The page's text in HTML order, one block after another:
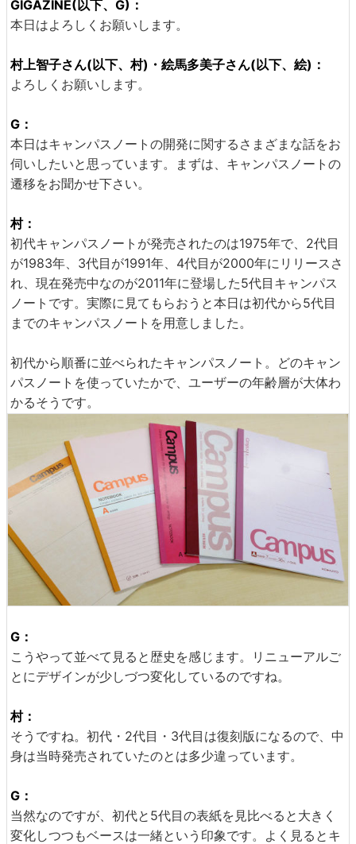
GIGAZINE(以下、G)：
本日はよろしくお願いします。
村上智子さん(以下、村)・絵馬多美子さん(以下、絵)：
よろしくお願いします。
G：
本日はキャンパスノートの開発に関するさまざまな話をお
伺いしたいと思っています。まずは、キャンパスノートの
遷移をお聞かせ下さい。
村：
初代キャンパスノートが発売されたのは1975年で、2代目
が1983年、3代目が1991年、4代目が2000年にリリースさ
れ、現在発売中なのが2011年に登場した5代目キャンパス
ノートです。実際に見てもらおうと本日は初代から5代目
までのキャンパスノートを用意しました。
初代から順番に並べられたキャンパスノート。どのキャン
パスノートを使っていたかで、ユーザーの年齢層が大体わ
かるそうです。
G：
こうやって並べて見ると歴史を感じます。リニューアルご
とにデザインが少しづつ変化しているのですね。
村：
そうですね。初代・2代目・3代目は復刻版になるので、中
身は当時発売されていたのとは多少違っています。
G：
当然なのですが、初代と5代目の表紙を見比べると大きく
変化しつつもベースは一緒という印象です。よく見るとキ